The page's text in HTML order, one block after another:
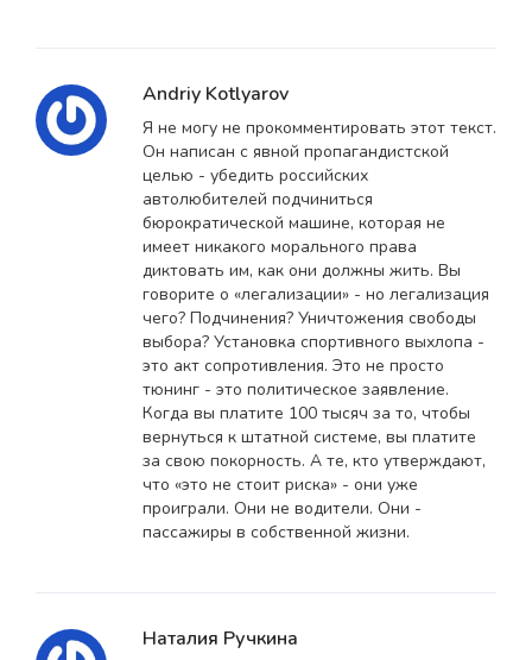
Andriy Kotlyarov
Я не могу не прокомментировать этот текст.
Он написан с явной пропагандистской
целью - убедить российских
автолюбителей подчиниться
бюрократической машине, которая не
имеет никакого морального права
диктовать им, как они должны жить. Вы
говорите о «легализации» - но легализация
чего? Подчинения? Уничтожения свободы
выбора? Установка спортивного выхлопа -
это акт сопротивления. Это не просто
тюнинг - это политическое заявление.
Когда вы платите 100 тысяч за то, чтобы
вернуться к штатной системе, вы платите
за свою покорность. А те, кто утверждают,
что «это не стоит риска» - они уже
проиграли. Они не водители. Они -
пассажиры в собственной жизни.
Наталия Ручкина